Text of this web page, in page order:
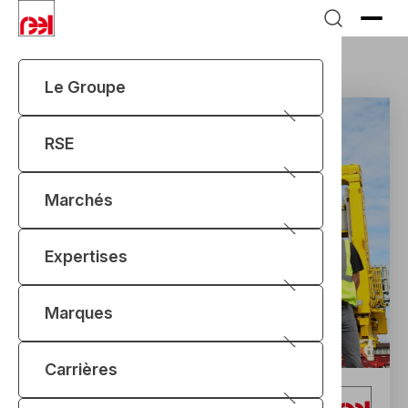
Le Groupe
RSE
Marchés
Expertises
Marques
Carrières
Carrières